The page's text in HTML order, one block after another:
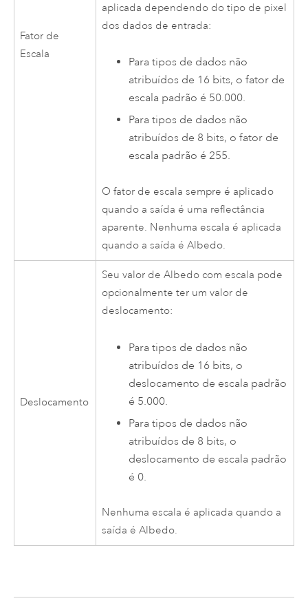
Fator de
Escala
aplicada dependendo do tipo de pixel
dos dados de entrada:
Para tipos de dados não
atribuídos de 16 bits, o fator de
escala padrão é 50.000.
Para tipos de dados não
atribuídos de 8 bits, o fator de
escala padrão é 255.
O fator de escala sempre é aplicado
quando a saída é uma reflectância
aparente. Nenhuma escala é aplicada
quando a saída é Albedo.
Deslocamento
Seu valor de Albedo com escala pode
opcionalmente ter um valor de
deslocamento:
Para tipos de dados não
atribuídos de 16 bits, o
deslocamento de escala padrão
é 5.000.
Para tipos de dados não
atribuídos de 8 bits, o
deslocamento de escala padrão
é 0.
Nenhuma escala é aplicada quando a
saída é Albedo.